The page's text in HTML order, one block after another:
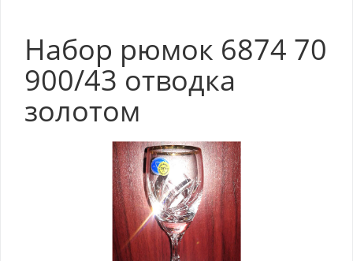
Набор рюмок 6874 70
900/43 отводка
золотом